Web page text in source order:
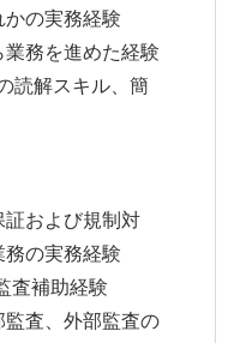
かの実務経験
業務を進めた経験
読解スキル、簡
証および規制対
の実務経験
査補助経験
監査、外部監査の